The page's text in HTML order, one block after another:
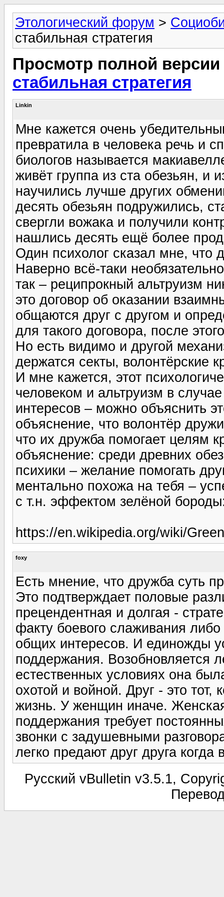
Этологический форум >
стабильная стратегия
Просмотр полной
стабильная стратегия
Linkin
Мне кажется очень
превратила в человека речь и
биологов называется
живёт группа из ста обезьян, и
научились лучше других
десять обезьян подружились,
свергли вожака и получили
нашлись десять ещё более
Один психолог сказал мне,
Наверно всё-таки
так – реципрокный альтруизм
это договор об оказании
общаются друг с другом и
для такого договора, после
Но есть видимо и другой
держатся секты, волонтёрские
И мне кажется, этот
человеком и альтруизм в
интересов – можно объяснить
объяснение, что волонтёр
что их дружба помогает целям
объяснение: среди древних
психики – желание помогать
ментально похожа на тебя –
с т.н. эффектом зелёной
https://en.wikipedia.org/wiki/
foxy
Есть мнение, что дружба суть
Это подтверждает половые
прецендентная и долгая -
факту боевого слаживания
общих интересов. И единожды
поддержания. Возобновляется
естественных условиях она
охотой и войной. Друг - это
жизнь. У женщин иначе.
поддержания требует
звонки с задушевными
легко предают друг друга
Русский vBulletin v3.5.1,